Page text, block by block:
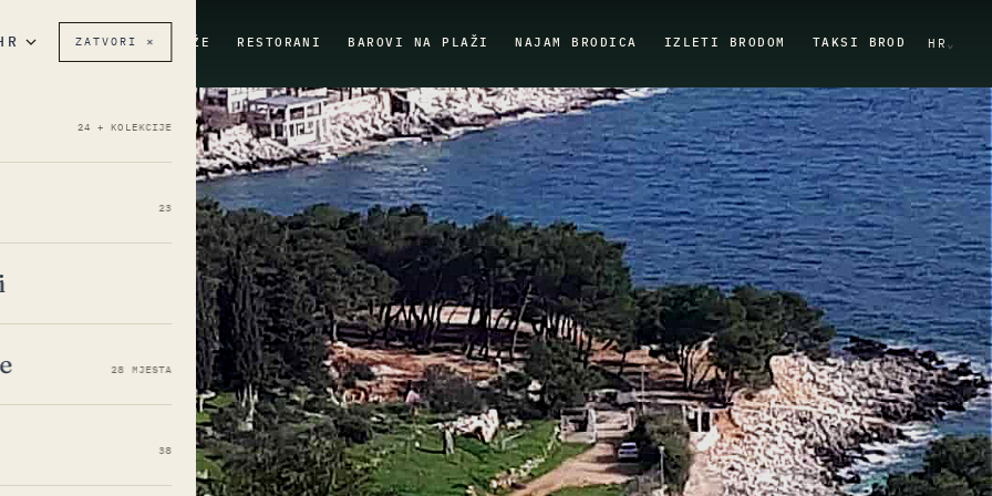
ZATVORI ✕
24 + KOLEKCIJE
23
28 MJESTA
38
DESTINACIJE PLAŽE RESTORANI BAROVI NA PLAŽI NAJAM BRODICA IZLETI BRODOM TAKSI BROD HR